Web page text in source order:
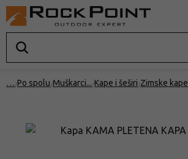
… Po spolu Muškarci Kape i šeširi Zimske kape